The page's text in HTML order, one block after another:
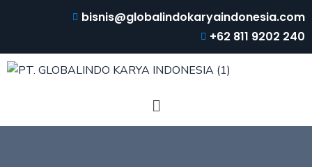
bisnis@globalindokaryaindonesia.com
+62 811 9202 240